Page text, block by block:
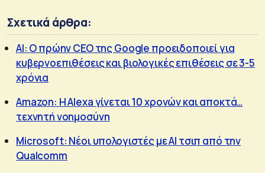
Σχετικά άρθρα:
AI: Ο πρώην CEO της Google προειδοποιεί για
κυβερνοεπιθέσεις και βιολογικές επιθέσεις σε 3-5
χρόνια
Amazon: Η Alexa γίνεται 10 χρονών και αποκτά…
τεχνητή νοημοσύνη
Microsoft: Νέοι υπολογιστές με AI τσιπ από την
Qualcomm